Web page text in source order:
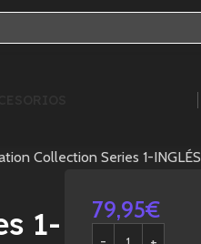
Collection Series 1-INGLÉS
1- 79,95€